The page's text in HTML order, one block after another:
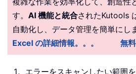
す。 AI 機能と統合されたKutools
自動化し、データ管理を簡単にし
Excel の詳細情報。。。
無
1。エラーをスキャンしたい範囲